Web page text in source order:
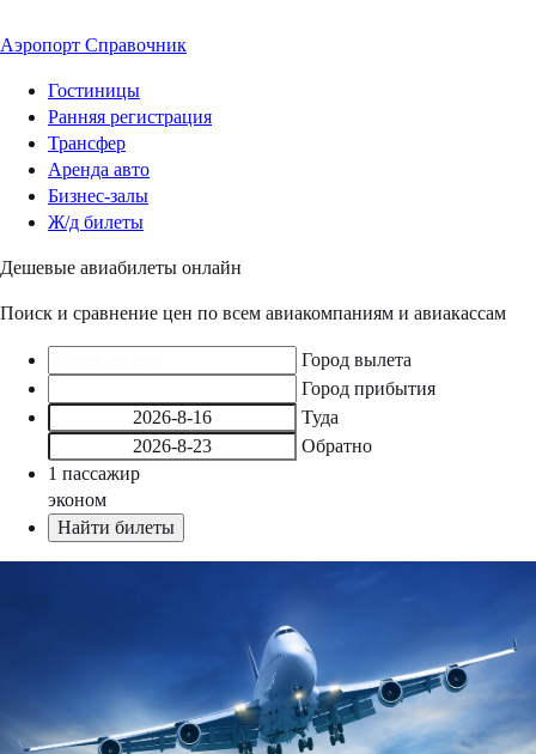
Аэропорт Справочник
Гостиницы
Ранняя регистрация
Трансфер
Аренда авто
Бизнес-залы
Ж/д билеты
Дешевые авиабилеты онлайн
Поиск и сравнение цен по всем авиакомпаниям и авиакассам
Город вылета
Город прибытия
Туда
Обратно
1 пассажир
эконом
Найти билеты